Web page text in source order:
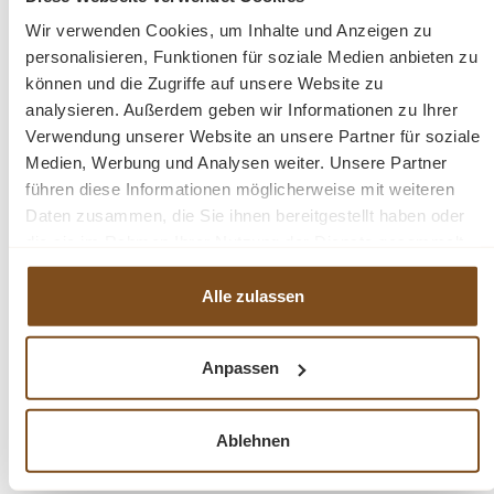
Wir verwenden Cookies, um Inhalte und Anzeigen zu
personalisieren, Funktionen für soziale Medien anbieten zu
können und die Zugriffe auf unsere Website zu
analysieren. Außerdem geben wir Informationen zu Ihrer
Verwendung unserer Website an unsere Partner für soziale
Medien, Werbung und Analysen weiter. Unsere Partner
führen diese Informationen möglicherweise mit weiteren
Daten zusammen, die Sie ihnen bereitgestellt haben oder
haben.
Alle zulassen
Anpassen
Ablehnen
3 Türen
Montiert: Ja
Moderner-Stil
Gewicht: 98 kg
1 Teil
Fragen zum Produkt?
Kollektion 210 cm Steinoptik"
Lassen Sie sich von der Alviano-Kollektion inspirieren,
einer Ode an den Japandi-Wohnstil. Japandi – der
Wohnstil, der das Beste aus Japan und Skandinavien
Produktgalerie überspringen
Ähnliche Produkte
Rabatt Rabatt